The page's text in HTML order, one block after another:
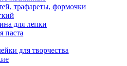
трафареты, формочки
для лепки
паста
для творчества